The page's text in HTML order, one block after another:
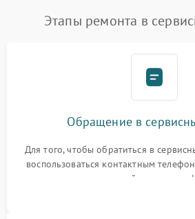
Этапы ремонта в
Обращение в
Для того, чтобы обратиться в
воспользоваться контактным
или оставить свой номер